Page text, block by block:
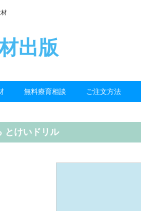
出版
無料療育相談 ご注文方法
とけいドリル